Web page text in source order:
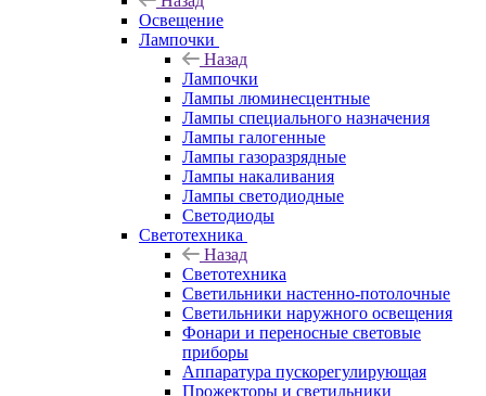
Освещение
Лампочки
Назад
Лампочки
Лампы люминесцентные
Лампы специального назначения
Лампы галогенные
Лампы газоразрядные
Лампы накаливания
Лампы светодиодные
Светодиоды
Светотехника
Назад
Светотехника
Светильники настенно-потолочные
Светильники наружного освещения
Фонари и переносные световые
приборы
Аппаратура пускорегулирующая
Прожекторы и светильники